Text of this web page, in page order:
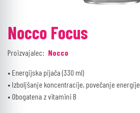
Nocco Focus
Proizvajalec: Nocco
• Energijska pijača (330 ml)
• Izboljšanje koncentracije, povečanje energije
• Obogatena z vitamini B